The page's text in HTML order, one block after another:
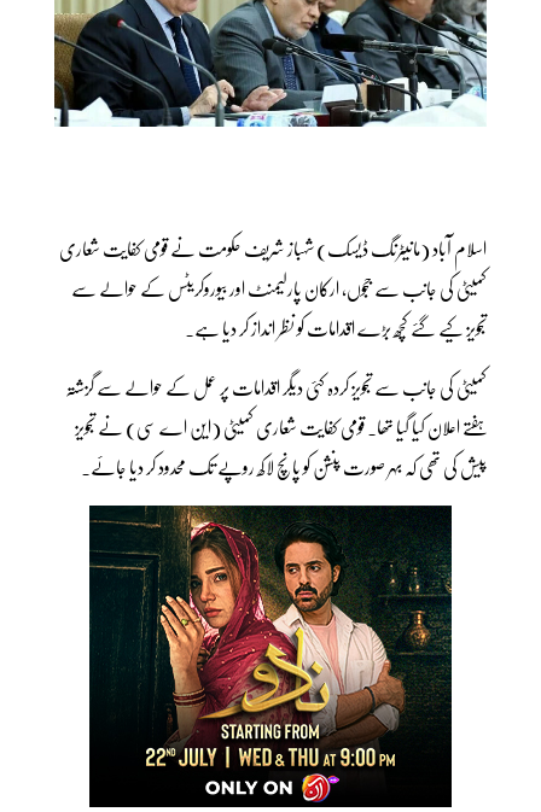
اسلام آباد (مانیٹرنگ ڈیسک) شہباز شریف حکومت نے قومی کفایت شعاری
کمیٹی کی جانب سے ججوں، ارکان پارلیمنٹ اور بیوروکریٹس کے حوالے سے
تجویز کیے گئے کچھ بڑے اقدامات کو نظر انداز کر دیا ہے۔
کمیٹی کی جانب سے تجویز کردہ کئی دیگر اقدامات پر عمل کے حوالے سے گزشتہ
ہفتے اعلان کیا گیا تھا۔ قومی کفایت شعاری کمیٹی (این اے سی) نے تجویز
پیش کی تھی کہ بہر صورت پنشن کو پانچ لاکھ روپے تک محدود کر دیا جائے۔